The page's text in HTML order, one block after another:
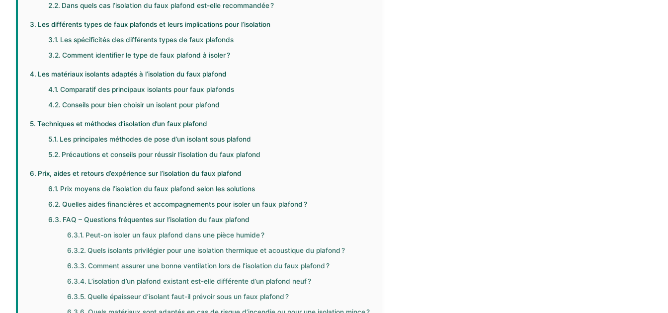
Dans quels cas l’isolation du faux plafond est-elle recommandée ?
Les différents types de faux plafonds et leurs implications pour l’isolation
Les spécificités des différents types de faux plafonds
Comment identifier le type de faux plafond à isoler ?
Les matériaux isolants adaptés à l’isolation du faux plafond
Comparatif des principaux isolants pour faux plafonds
Conseils pour bien choisir un isolant pour plafond
Techniques et méthodes d’isolation d’un faux plafond
Les principales méthodes de pose d’un isolant sous plafond
Précautions et conseils pour réussir l’isolation du faux plafond
Prix, aides et retours d’expérience sur l’isolation du faux plafond
Prix moyens de l’isolation du faux plafond selon les solutions
Quelles aides financières et accompagnements pour isoler un faux plafond ?
FAQ – Questions fréquentes sur l’isolation du faux plafond
Peut-on isoler un faux plafond dans une pièce humide ?
Quels isolants privilégier pour une isolation thermique et acoustique du plafond ?
Comment assurer une bonne ventilation lors de l’isolation du faux plafond ?
L’isolation d’un plafond existant est-elle différente d’un plafond neuf ?
Quelle épaisseur d’isolant faut-il prévoir sous un faux plafond ?